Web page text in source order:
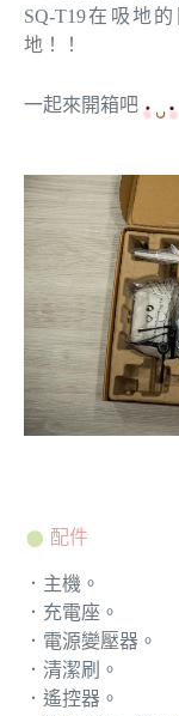
SQ-T19在吸地
地！！
一起來開箱吧
配件
．主機。
．充電座。
．電源變壓器。
．清潔刷。
．遙控器。